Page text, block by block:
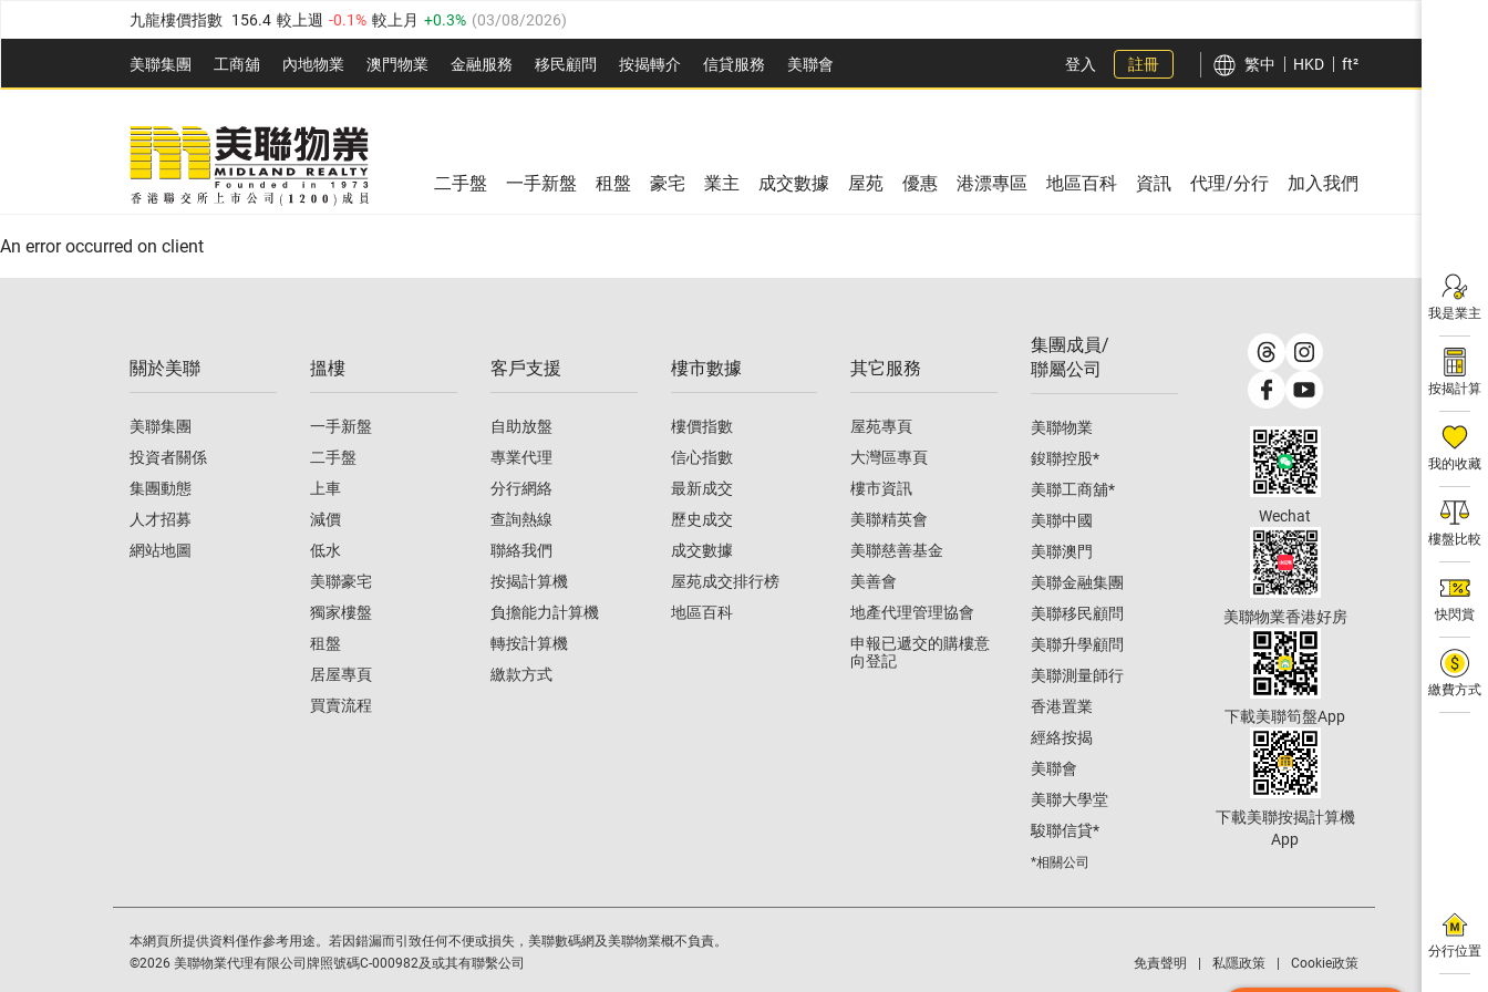
九龍樓價指數 156.4 較上週 -0.1% 較上月 0.3% (03/08/2026)
新界樓價指數 134.8 較上週 0.1% 較上月 0.9% (03/08/2026 )
美聯信心指數 77.1 較上週 0.7% 較上月 -0.4% (03/08/2026)
美聯集團 工商舖 內地物業 澳門物業 金融服務 移民顧問 按揭轉介 信貸服務 美聯會
全港樓價指數 149.1 較上週 0% 較上月
美聯信心指數 較上週 0.7% 03/08/2026)
登入 註冊 繁中 HKD ft²
我是業主
按揭計算
我的收藏
樓盤比較
快閃賞
繳費方式
分行位置
二手盤 一手新盤 租盤 豪宅 業主 成交數據 屋苑 優惠 港漂專區 地區百科 資訊 代理/分行 加入我們
An error occurred on client
關於美聯
美聯集團
投資者關係
集團動態
人才招募
網站地圖
搵樓
一手新盤
二手盤
上車
減價
低水
美聯豪宅
獨家樓盤
租盤
居屋專頁
買賣流程
客戶支援
自助放盤
專業代理
分行網絡
查詢熱線
聯絡我們
按揭計算機
負擔能力計算機
轉按計算機
繳款方式
樓市數據
樓價指數
信心指數
最新成交
歷史成交
成交數據
屋苑成交排行榜
地區百科
其它服務
屋苑專頁
大灣區專頁
樓市資訊
美聯精英會
美聯慈善基金
美善會
地產代理管理協會
申報已遞交的購樓意
向登記
集團成員/
聯屬公司
美聯物業
鋑聯控股*
美聯工商舖*
美聯中國
美聯澳門
美聯金融集團
美聯移民顧問
美聯升學顧問
美聯測量師行
香港置業
經絡按揭
美聯會
美聯大學堂
駿聯信貸*
*相關公司
Wechat
美聯物業香港好房
下載美聯筍盤App
下載美聯按揭計算機
App
本網頁所提供資料僅作參考用途。若因錯漏而引致任何不便或損失，美聯數碼網及美聯物業概不負責。
©2026 美聯物業代理有限公司牌照號碼C-000982及或其有聯繫公司 免責聲明 私隱政策 Cookie政策